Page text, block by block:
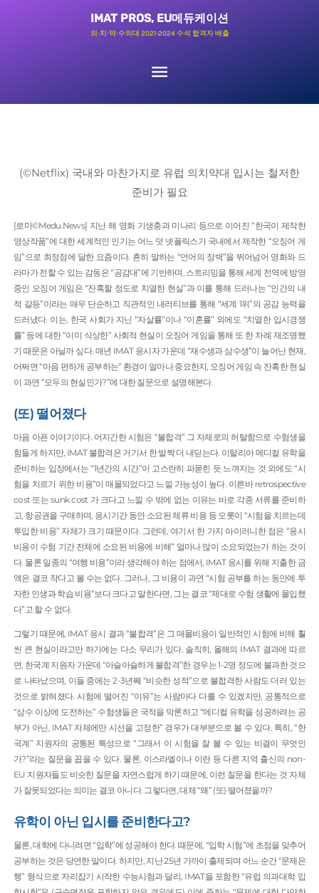
IMAT PROS, EU메듀케이션
의∙치∙약∙수의대 2021-2024 수석 합격자 배출
메
(©Netflix) 국내와 마찬가지로 유럽 의치약대 입시는 철저한
준비가 필요
[로마©Medu.News] 지난 해 영화 기생충과 미나리 등으로 이어진 “한국이 제작한
영상작품”에 대한 세계적인 인기는 어느 덧 넷플릭스가 국내에서 제작한 “오징어 게
임”으로 최정점에 달한 요즘이다. 흔히 말하는 “언어의 장벽”을 뛰어넘어 영화와 드
라마가 전할 수 있는 감동은 “공감대”에 기반하며, 스트리밍을 통해 세계 전역에 방영
중인 오징어 게임은 “잔혹할 정도로 치열한 현실”과 이를 통해 드러나는 “인간의 내
적 갈등”이라는 매우 단순하고 직관적인 내러티브를 통해 “세계 1위”의 공감 능력을
드러냈다. 이는, 한국 사회가 지닌 “자살률”이나 “이혼률” 외에도 “치열한 입시경쟁
률” 등에 대한 “이미 식상한” 사회적 현실이 오징어 게임을 통해 또 한 차례 재조명했
기 때문은 아닐까 싶다. 매년 IMAT 응시자 가운데 “재수생과 삼수생”이 늘어난 현재,
어쩌면 “마음 편하게 공부하는” 환경이 얼마나 중요한지, 오징어 게임 속 잔혹한 현실
이 과연 “모두의 현실인가?”에 대한 질문으로 설명해본다.
(또) 떨어졌다
마음 아픈 이야기이다. 어지간한 시험은 “불합격” 그 자체로의 허탈함으로 수험생을
힘들게 하지만, IMAT 불합격은 거기서 한 발짝 더 내딛는다. 이탈리아 메디컬 유학을
준비하는 입장에서는 “1년간의 시간”이 고스란히 파묻힌 듯 느껴지는 것 외에도 “시
험을 치르기 위한 비용”이 매몰되었다고 느낄 가능성이 높다. 이른바 retrospective
cost 또는 sunk cost 가 크다고 느낄 수 밖에 없는 이유는 바로 각종 서류를 준비하
고, 항공권을 구매하며, 응시기간 동안 소요된 체류 비용 등 오롯이 “시험을 치르는데
투입한 비용” 자체가 크기 때문이다. 그런데, 여기서 한 가지 아이러니한 점은 “응시
비용이 수험 기간 전체에 소요된 비용에 비해” 얼마나 많이 소요되었는가 하는 것이
다. 물론 일종의 “여행 비용”이라 생각해야 하는 점에서, IMAT 응시를 위해 지출한 금
액은 결코 작다고 볼 수는 없다. 그러나, 그 비용이 과연 “시험 공부를 하는 동안에 투
자한 인생과 학습 비용”보다 크다고 말한다면, 그는 결코 “제대로 수험 생활에 몰입했
다”고 할 수 없다.
그렇기 때문에, IMAT 응시 결과 “불합격”은 그 매몰비용이 일반적인 시험에 비해 훨
씬 큰 현실이라고만 하기에는 다소 무리가 있다. 솔직히, 올해의 IMAT 결과에 따르
면, 한국계 지원자 가운데 “아슬아슬하게 불합격”한 경우는 1-2명 정도에 불과한 것으
로 나타났으며, 이들 중에는 2-3년째 “비슷한 성적”으로 불합격한 사람도 더러 있는
것으로 밝혀졌다. 시험에 떨어진 “이유”는 사람마다 다를 수 있겠지만, 공통적으로
“삼수 이상에 도전하는” 수험생들은 국적을 막론하고 “메디컬 유학을 성공하려는 공
부가 아닌, IMAT 자체에만 시선을 고정한” 경우가 대부분으로 볼 수 있다. 특히, “한
국계” 지원자의 공통된 특성으로 “그래서 이 시험을 잘 볼 수 있는 비결이 무엇인
가?”라는 질문을 꼽을 수 있다. 물론, 이스라엘이나 이란 등 다른 지역 출신의 non-
EU 지원자들도 비슷한 질문을 자연스럽게 하기 때문에, 이런 질문을 한다는 것 자체
가 잘못되었다는 의미는 결코 아니다. 그렇다면, 대체 “왜” (또) 떨어졌을까?
유학이 아닌 입시를 준비한다고?
물론, 대학에 다니려면 “입학”에 성공해야 한다. 때문에, “입학 시험”에 초점을 맞추어
공부하는 것은 당연한 말이다. 하지만, 지난 25년 가까이 출제되며 어느 순간 “문제은
행” 형식으로 자리잡기 시작한 수능시험과 달리, IMAT을 포함한 “유럽 의과대학 입